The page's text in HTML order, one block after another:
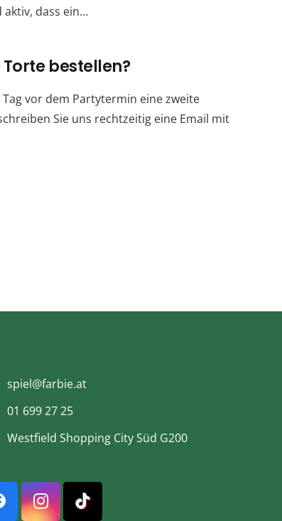
dass ein…
bestellen?
Tag vor dem Partytermin eine zweite
Sie uns rechtzeitig eine Email mit
spiel@farbie.at
01 699 27 25
Westfield Shopping City Süd G200